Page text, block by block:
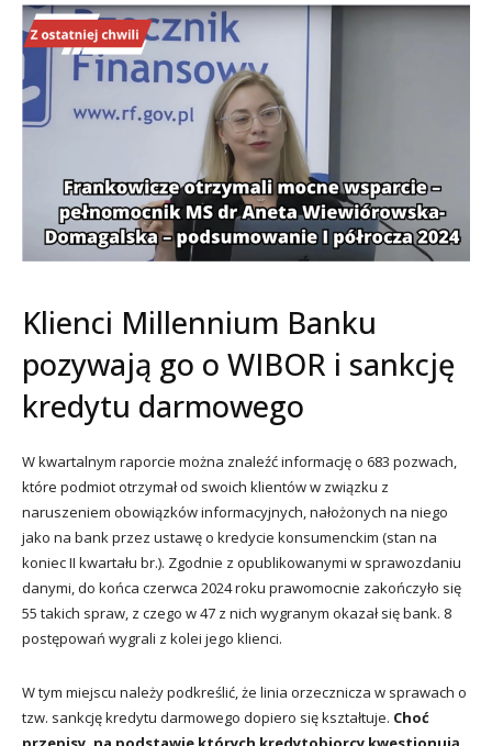
Klienci Millennium Banku
pozywają go o WIBOR i sankcję
kredytu darmowego
W kwartalnym raporcie można znaleźć informację o 683 pozwach,
które podmiot otrzymał od swoich klientów w związku z
naruszeniem obowiązków informacyjnych, nałożonych na niego
jako na bank przez ustawę o kredycie konsumenckim (stan na
koniec II kwartału br.). Zgodnie z opublikowanymi w sprawozdaniu
danymi, do końca czerwca 2024 roku prawomocnie zakończyło się
55 takich spraw, z czego w 47 z nich wygranym okazał się bank. 8
postępowań wygrali z kolei jego klienci.
W tym miejscu należy podkreślić, że linia orzecznicza w sprawach o
tzw. sankcję kredytu darmowego dopiero się kształtuje. Choć